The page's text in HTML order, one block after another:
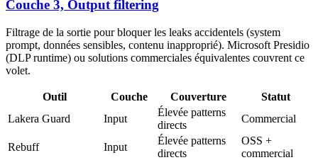
Couche 3, Output filtering
Filtrage de la sortie pour bloquer les leaks accidentels (system
prompt, données sensibles, contenu inapproprié). Microsoft Presidio
(DLP runtime) ou solutions commerciales équivalentes couvrent ce
volet.
Outil Couche Couverture
Statut
Lakera Guard
Input
Élevée patterns
directs
Commercial
Rebuff Input
Élevée patterns
directs
OSS +
commercial